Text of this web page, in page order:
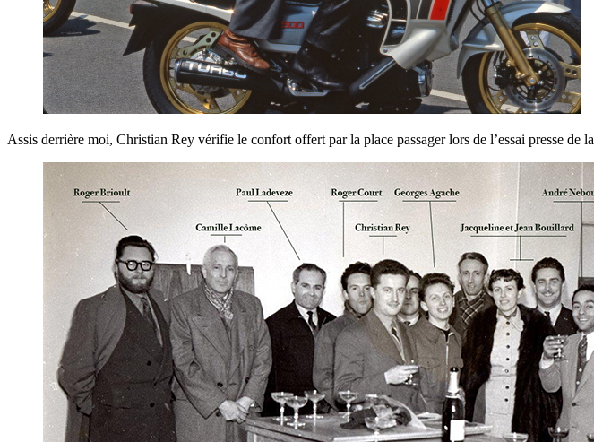
Assis derrière moi, Christian Rey vérifie le confort offert par la place passager lors de l’essai presse de la